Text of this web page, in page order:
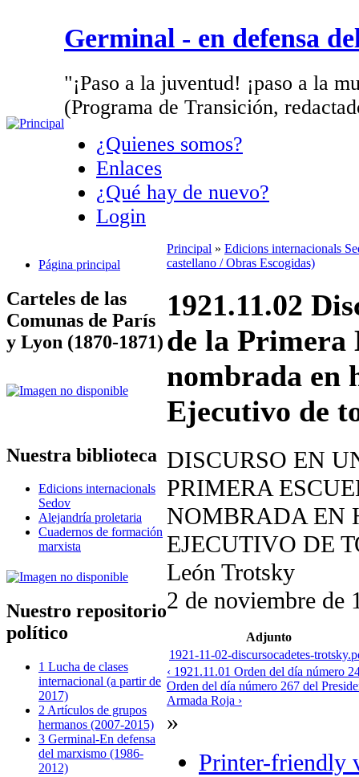
Germinal - en defensa
"¡Paso a la juventud! ¡paso a la
(Programa de Transición,
¿Quienes somos?
Enlaces
¿Qué hay de nuevo?
Login
Página principal
Carteles de las
Comunas de París
y Lyon (1870-1871)
Nuestra biblioteca
Edicions internacionals
Sedov
Alejandría proletaria
Cuadernos de formación
marxista
Nuestro repositorio
político
1 Lucha de clases
internacional (a partir de
2017)
2 Artículos de grupos
hermanos (2007-2015)
3 Germinal-En defensa
del marxismo (1986-
2012)
Principal » Edicions internacionals
castellano / Obras Escogidas)
1921.11.02
de la
nombrada en
Ejecutivo de
DISCURSO EN
PRIMERA
NOMBRADA EN
EJECUTIVO DE
León Trotsky
2 de noviembre de
Adjunto
1921-11-02-discursocadetes-
‹ 1921.11.01 Orden del día número
Orden del día número 267 del
Armada Roja ›
»
Printer-friendly